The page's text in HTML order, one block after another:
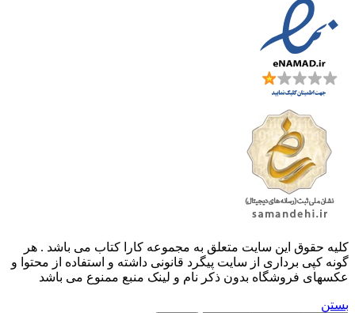
کليه حقوق اين سايت متعلق به مجموعه کارا کتاب می باشد . هر
گونه کپی برداری از سایت پیگرد قانونی داشته و استفاده از محتوا و
عکسهای فروشگاه بدون ذکر نام و لینک منبع ممنوع می باشد
بستن